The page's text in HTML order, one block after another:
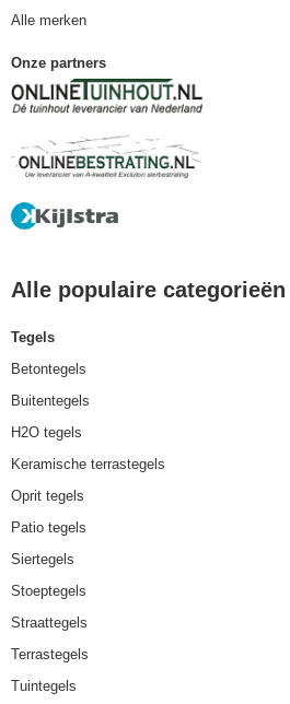
Alle merken
Onze partners
Alle populaire categorieën
Tegels
Betontegels
Buitentegels
H2O tegels
Keramische terrastegels
Oprit tegels
Patio tegels
Siertegels
Stoeptegels
Straattegels
Terrastegels
Tuintegels